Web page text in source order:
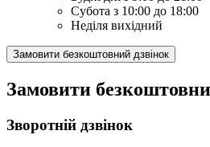
Субота з 10:00 до 18:00
Неділя вихідний
Замовити безкоштовний дзвінок
Замовити
Зворотній дзвінок